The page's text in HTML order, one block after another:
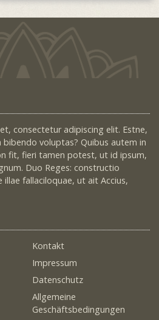
consectetur adipiscing elit. Estne,
voluptas? Quibus autem in
fit, fieri tamen potest, ut id ipsum,
Duo Reges: constructio
fallaciloquae, ut ait Accius,
Kontakt
Impressum
Datenschutz
Allgemeine
Geschäftsbedingungen